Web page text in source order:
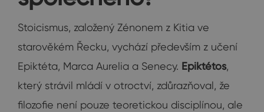
Stoicismus, založený Zénonem z Kitia ve
starověkém Řecku, vychází především z učení
Epiktéta, Marca Aurelia a Senecy. Epiktétos,
který strávil mládí v otroctví, zdůrazňoval, že
filozofie není pouze teoretickou disciplínou, ale